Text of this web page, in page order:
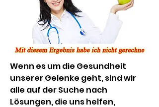
Wenn es um die Gesundheit
unserer Gelenke geht, sind wir
alle auf der Suche nach
Lösungen, die uns helfen,